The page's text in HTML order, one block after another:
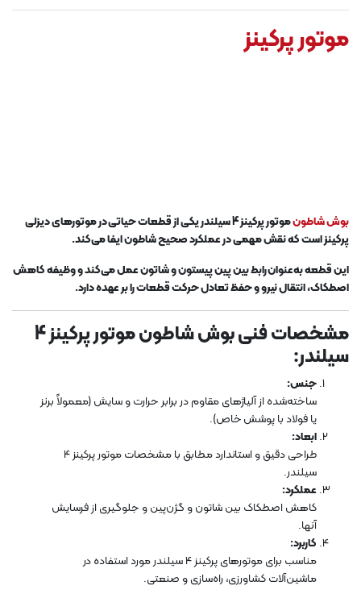
موتور پرکینز
بوش شاطون
موتور پرکینز 4 سیلندر یکی از قطعات حیاتی در موتورهای دیزلی
پرکینز است که نقش مهمی در عملکرد صحیح شاطون ایفا می‌کند.
این قطعه به‌عنوان رابط بین پین پیستون و شاتون عمل می‌کند و وظیفه کاهش
اصطکاک، انتقال نیرو و حفظ تعادل حرکت قطعات را بر عهده دارد.
مشخصات فنی بوششاطون
موتور پرکینز 4
سیلندر:
جنس:
ساخته‌شده از آلیاژهای مقاوم در برابر حرارت و سایش (معمولاً برنز
یا فولاد با پوشش خاص).
ابعاد:
طراحی دقیق و استاندارد مطابق با مشخصات موتور پرکینز 4
سیلندر.
عملکرد:
کاهش اصطکاک بین شاتون و گژن‌پین و جلوگیری از فرسایش
آنها.
کاربرد:
مناسب برای موتورهای پرکینز 4 سیلندر مورد استفاده در
ماشین‌آلات کشاورزی، راه‌سازی و صنعتی.